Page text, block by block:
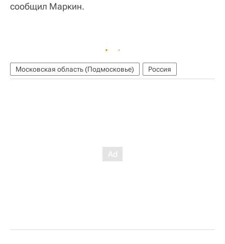
сообщил Маркин.
Московская область (Подмосковье) Россия